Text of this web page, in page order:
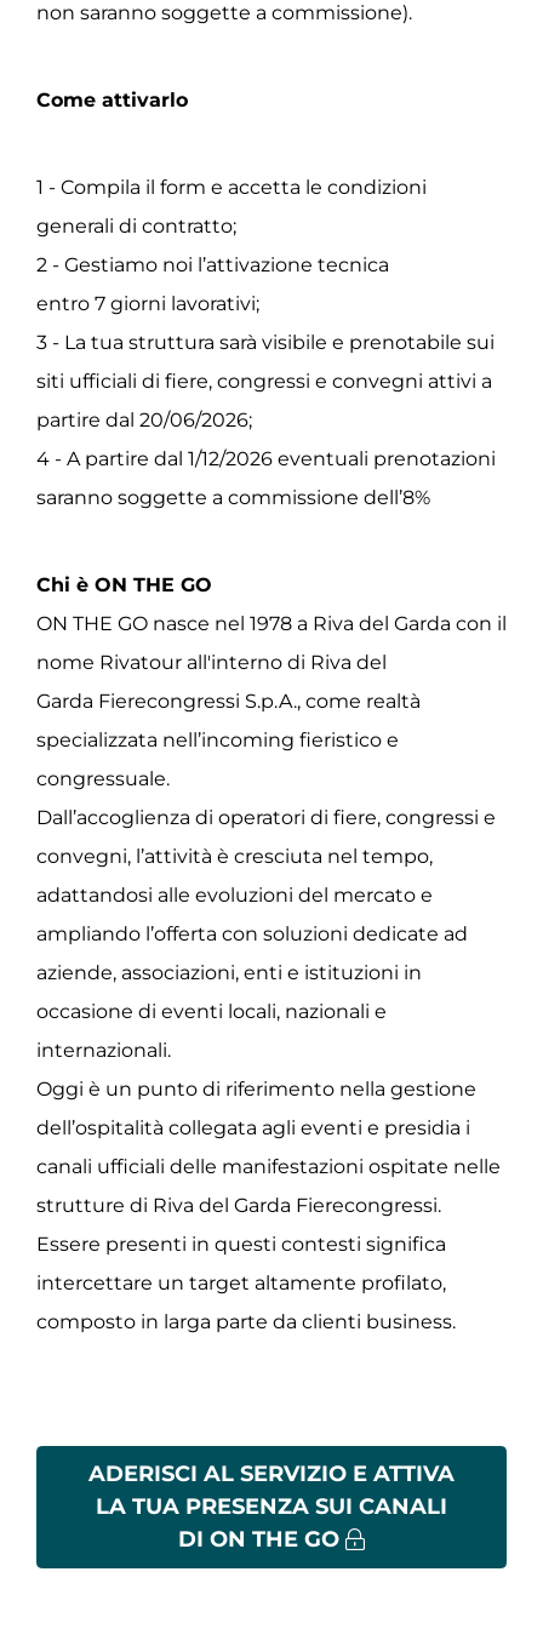
non saranno soggette a commissione).
Come attivarlo
1 - Compila il form e accetta le condizioni
generali di contratto;
2 - Gestiamo noi l’attivazione tecnica
entro 7 giorni lavorativi;
3 - La tua struttura sarà visibile e prenotabile sui
siti ufficiali di fiere, congressi e convegni attivi a
partire dal 20/06/2026;
4 - A partire dal 1/12/2026 eventuali prenotazioni
saranno soggette a commissione dell’8%
Chi è ON THE GO
ON THE GO nasce nel 1978 a Riva del Garda con il
nome Rivatour all'interno di Riva del
Garda Fierecongressi S.p.A., come realtà
specializzata nell’incoming fieristico e
congressuale.
Dall’accoglienza di operatori di fiere, congressi e
convegni, l’attività è cresciuta nel tempo,
adattandosi alle evoluzioni del mercato e
ampliando l’offerta con soluzioni dedicate ad
aziende, associazioni, enti e istituzioni in
occasione di eventi locali, nazionali e
internazionali.
Oggi è un punto di riferimento nella gestione
dell’ospitalità collegata agli eventi e presidia i
canali ufficiali delle manifestazioni ospitate nelle
strutture di Riva del Garda Fierecongressi.
Essere presenti in questi contesti significa
intercettare un target altamente profilato,
composto in larga parte da clienti business.
ADERISCI AL SERVIZIO E ATTIVA
LA TUA PRESENZA SUI CANALI
DI ON THE GO